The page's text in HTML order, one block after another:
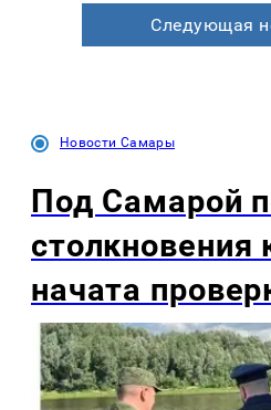
Следующая
Новости Самары
Под Самарой
столкновения
начата